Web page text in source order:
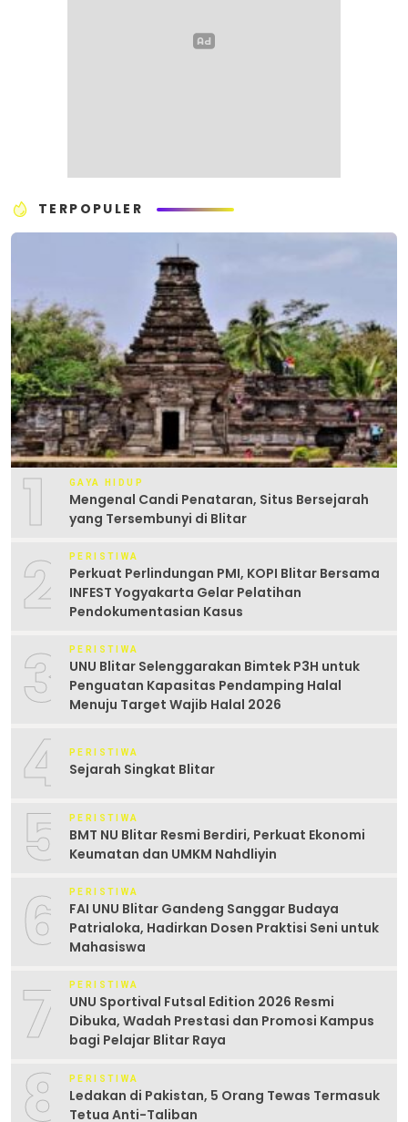
TERPOPULER
1 GAYA HIDUP
Mengenal Candi Penataran, Situs Bersejarah
yang Tersembunyi di Blitar
2 PERISTIWA
Perkuat Perlindungan PMI, KOPI Blitar Bersama
INFEST Yogyakarta Gelar Pelatihan
Pendokumentasian Kasus
3 PERISTIWA
UNU Blitar Selenggarakan Bimtek P3H untuk
Penguatan Kapasitas Pendamping Halal
Menuju Target Wajib Halal 2026
4 PERISTIWA
Sejarah Singkat Blitar
5 PERISTIWA
BMT NU Blitar Resmi Berdiri, Perkuat Ekonomi
Keumatan dan UMKM Nahdliyin
6 PERISTIWA
FAI UNU Blitar Gandeng Sanggar Budaya
Patrialoka, Hadirkan Dosen Praktisi Seni untuk
Mahasiswa
7 PERISTIWA
UNU Sportival Futsal Edition 2026 Resmi
Dibuka, Wadah Prestasi dan Promosi Kampus
bagi Pelajar Blitar Raya
8 PERISTIWA
Ledakan di Pakistan, 5 Orang Tewas Termasuk
Tetua Anti-Taliban